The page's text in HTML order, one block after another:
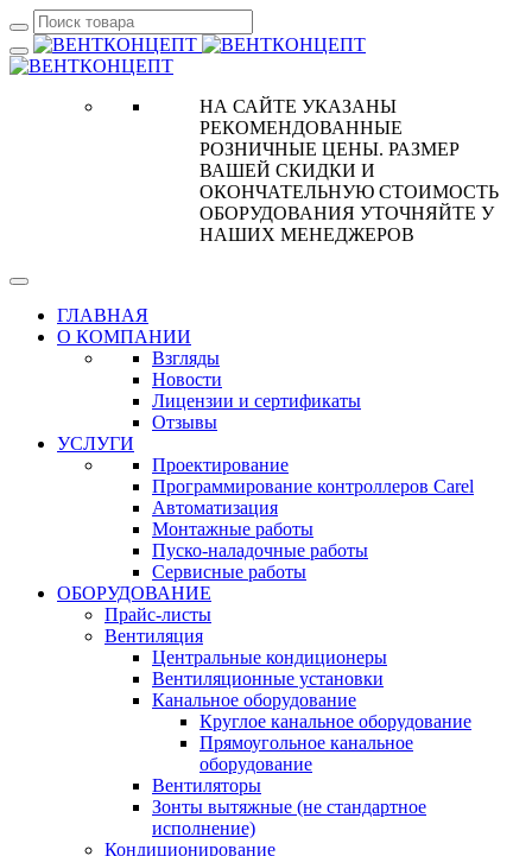
НА САЙТЕ УКАЗАНЫ
РЕКОМЕНДОВАННЫЕ
РОЗНИЧНЫЕ ЦЕНЫ. РАЗМЕР
ВАШЕЙ СКИДКИ И
ОКОНЧАТЕЛЬНУЮ СТОИМОСТЬ
ОБОРУДОВАНИЯ УТОЧНЯЙТЕ У
НАШИХ МЕНЕДЖЕРОВ
ГЛАВНАЯ
О КОМПАНИИ
Взгляды
Новости
Лицензии и сертификаты
Отзывы
УСЛУГИ
Проектирование
Программирование контроллеров Carel
Автоматизация
Монтажные работы
Пуско-наладочные работы
Сервисные работы
ОБОРУДОВАНИЕ
Прайс-листы
Вентиляция
Центральные кондиционеры
Вентиляционные установки
Канальное оборудование
Круглое канальное оборудование
Прямоугольное канальное
оборудование
Вентиляторы
Зонты вытяжные (не стандартное
исполнение)
Кондиционирование